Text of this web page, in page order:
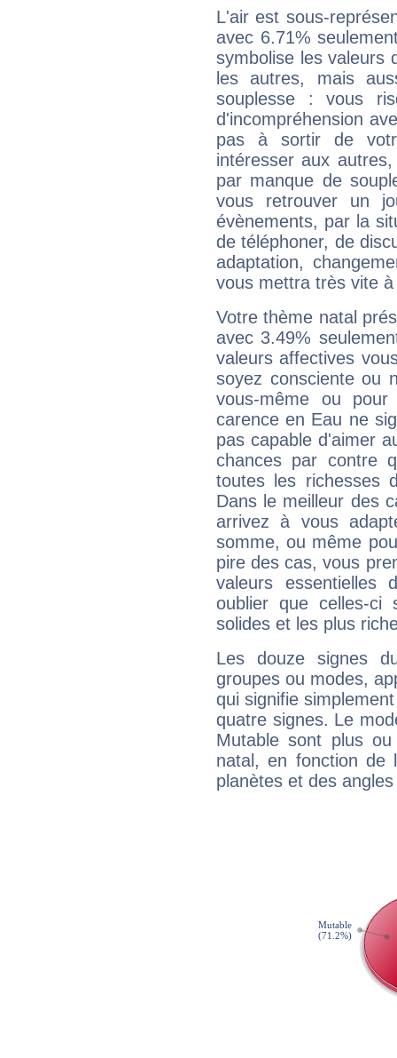
L'air est sous-
avec 6.71%
symbolise les valeurs
les autres, mais
souplesse : vous
d'incompréhension
pas à sortir de
intéresser aux
par manque de
vous retrouver un
évènements, par la
de téléphoner, de
adaptation,
vous mettra très vite
Votre thème natal
avec 3.49%
valeurs affectives
soyez consciente ou
vous-même ou
carence en Eau ne
pas capable d'aimer
chances par contre
toutes les richesses
Dans le meilleur des
arrivez à vous
somme, ou même
pire des cas, vous
valeurs
oublier que celles-
solides et les plus
Les douze signes
groupes ou modes,
qui signifie
quatre signes. Le
Mutable sont plus
natal, en fonction de
planètes et des